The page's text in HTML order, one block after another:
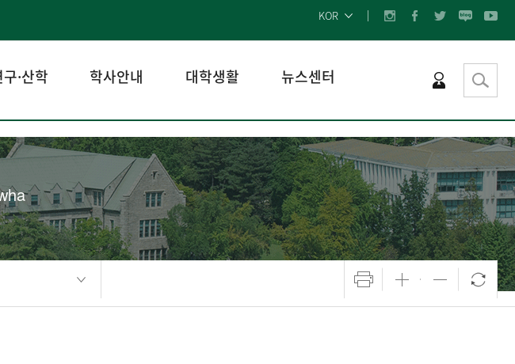
KOR
·산학 학사안내 대학생활 뉴스센터